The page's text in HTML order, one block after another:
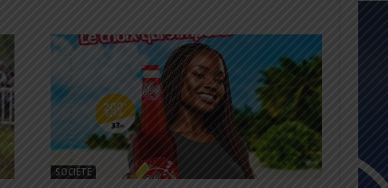
SOCIÉTÉ